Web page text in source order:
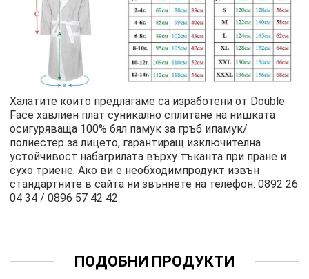
Халатите които предлагаме са изработени от Double
Face хавлиен плат суникално сплитане на нишката
осигуряваща 100% бял памук за гръб ипамук/
полиестер за лицето, гарантиращ изключителна
устойчивост набагрилата върху тъканта при пране и
сухо триене. Ако ви е необходимпродукт извън
стандартните в сайта ни звъннете на телефон: 0892 26
04 34 / 0896 57 42 42.
ПОДОБНИ ПРОДУКТИ